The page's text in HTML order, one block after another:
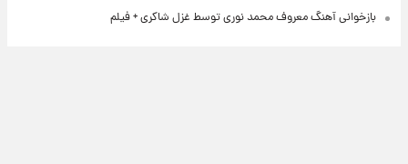
بازخوانی آهنگ معروف محمد نوری توسط غزل شاکری + فیلم